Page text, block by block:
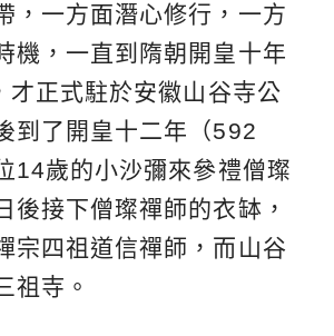
，一方面潛心修行，一方
機，一直到隋朝開皇十年
才正式駐於安徽山谷寺公
到了開皇十二年（592
14歲的小沙彌來參禮僧璨
後接下僧璨禪師的衣缽，
宗四祖道信禪師，而山谷
祖寺。